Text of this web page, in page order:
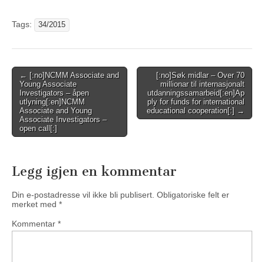
Tags: 34/2015
Post
navigation
← [:no]NCMM Associate and
Young Associate
Investigators – åpen
utlyning[:en]NCMM
Associate and Young
Associate Investigators –
open call[:]
[:no]Søk midlar – Over 70
millionar til internasjonalt
utdanningssamarbeid[:en]Ap
ply for funds for international
educational cooperation[:] →
Legg igjen en kommentar
Din e-postadresse vil ikke bli publisert. Obligatoriske felt er
merket med *
Kommentar *